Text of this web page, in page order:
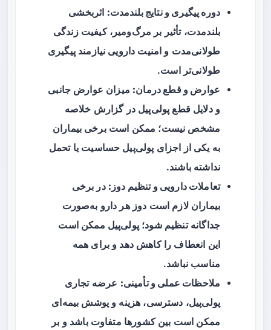
دوره پیگیری و نتایج بلندمدت: اثربخشی
بلندمدت، تأثیر بر مرگ‌ومیر، کیفیت زندگی
طولانی‌مدت و امنیت دارویی نیازمند پیگیری
طولانی‌تر است.
عوارض و قطع درمان: میزان عوارض جانبی
و دلایل قطع پولی‌پیل در گزارش خلاصه
مشخص نیست؛ ممکن است برخی بیماران
به یکی از اجزای پولی‌پیل حساسیت یا تحمل
نداشته باشند.
تعاملات دارویی و تنظیم دوز: در برخی
بیماران لازم است دوز هر دارو به‌صورت
جداگانه تنظیم شود؛ پولی‌پیل ممکن است
این انعطاف را کاهش دهد و برای همه
مناسب نباشد.
ملاحظات عملی و تأمینی: عرضه تجاری
پولی‌پیل، دسترسی، هزینه و پوشش بیمه‌ای
ممکن است بین کشورها متفاوت باشد و بر